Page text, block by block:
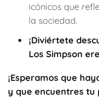
icónicos que
la sociedad.
¡Diviértete
Los Simpson
¡Esperamos que
y que encuentres tu